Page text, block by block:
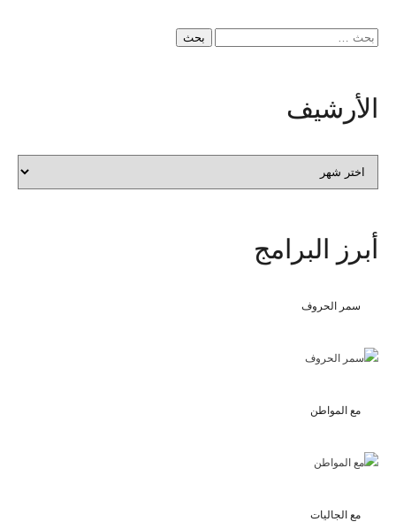
البحث
الأرشيف
الأرشيف
أبرز البرامج
سمر الحروف
مع المواطن
مع الجاليات